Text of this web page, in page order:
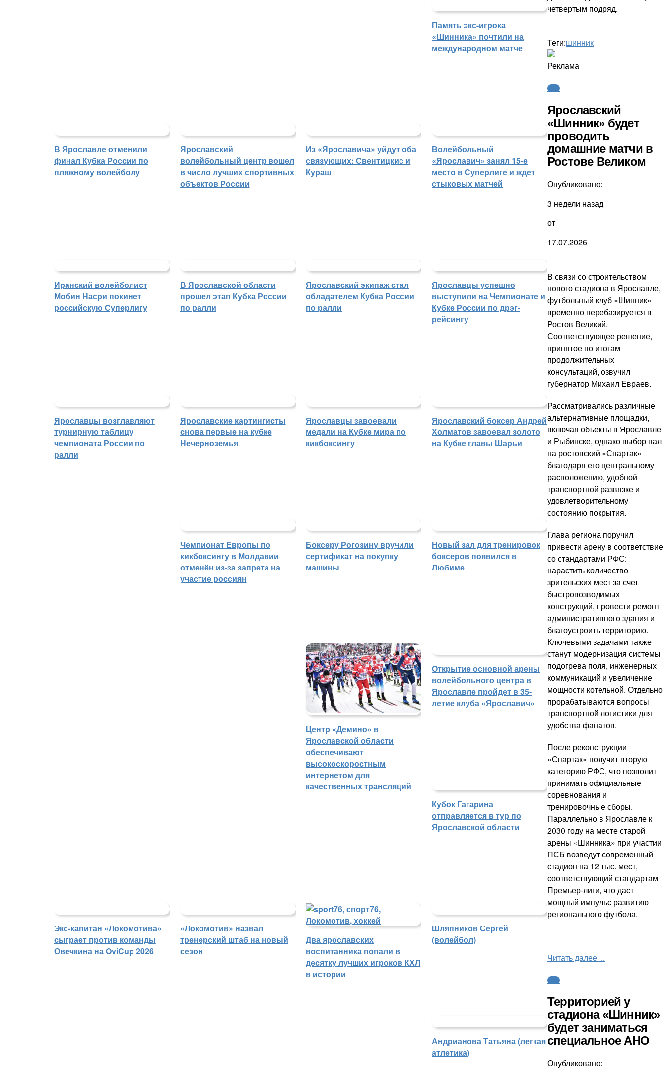
Память экс-игрока
«Шинника» почтили на
международном матче
В Ярославле отменили
финал Кубка России по
пляжному волейболу
Ярославский
волейбольный центр вошел
в число лучших спортивных
объектов России
Из «Ярославича» уйдут оба
связующих: Свентицкис и
Кураш
Волейбольный
«Ярославич» занял 15-е
место в Суперлиге и ждет
стыковых матчей
Иранский волейболист
Мобин Насри покинет
российскую Суперлигу
В Ярославской области
прошел этап Кубка России
по ралли
Ярославский экипаж стал
обладателем Кубка России
по ралли
Ярославцы успешно
выступили на Чемпионате и
Кубке России по дрэг-
рейсингу
Ярославцы возглавляют
турнирную таблицу
чемпионата России по
ралли
Ярославские картингисты
снова первые на кубке
Нечерноземья
Ярославцы завоевали
медали на Кубке мира по
кикбоксингу
Ярославский боксер Андрей
Холматов завоевал золото
на Кубке главы Шарьи
Чемпионат Европы по
кикбоксингу в Молдавии
отменён из-за запрета на
участие россиян
Боксеру Рогозину вручили
сертификат на покупку
машины
Новый зал для тренировок
боксеров появился в
Любиме
Центр «Демино» в
Ярославской области
обеспечивают
высокоскоростным
интернетом для
качественных трансляций
Открытие основной арены
волейбольного центра в
Ярославле пройдет в 35-
летие клуба «Ярославич»
Кубок Гагарина
отправляется в тур по
Ярославской области
Экс-капитан «Локомотива»
сыграет против команды
Овечкина на OviCup 2026
«Локомотив» назвал
тренерский штаб на новый
сезон
Два ярославских
воспитанника попали в
десятку лучших игроков КХЛ
в истории
Шляпников Сергей
(волейбол)
Андрианова Татьяна (легкая
атлетика)
четвертым подряд.
Теги:шинник
Реклама
ФНЛ
Ярославский
«Шинник» будет
проводить
домашние матчи в
Ростове Великом
Опубликовано:
3 недели назад
от
17.07.2026
В связи со строительством
нового стадиона в Ярославле,
футбольный клуб «Шинник»
временно перебазируется в
Ростов Великий.
Соответствующее решение,
принятое по итогам
продолжительных
консультаций, озвучил
губернатор Михаил Евраев.
Рассматривались различные
альтернативные площадки,
включая объекты в Ярославле
и Рыбинске, однако выбор пал
на ростовский «Спартак»
благодаря его центральному
расположению, удобной
транспортной развязке и
удовлетворительному
состоянию покрытия.
Глава региона поручил
привести арену в соответствие
со стандартами РФС:
нарастить количество
зрительских мест за счет
быстровозводимых
конструкций, провести ремонт
административного здания и
благоустроить территорию.
Ключевыми задачами также
станут модернизация системы
подогрева поля, инженерных
коммуникаций и увеличение
мощности котельной. Отдельно
прорабатываются вопросы
транспортной логистики для
удобства фанатов.
После реконструкции
«Спартак» получит вторую
категорию РФС, что позволит
принимать официальные
соревнования и
тренировочные сборы.
Параллельно в Ярославле к
2030 году на месте старой
арены «Шинника» при участии
ПСБ возведут современный
стадион на 12 тыс. мест,
соответствующий стандартам
Премьер-лиги, что даст
мощный импульс развитию
регионального футбола.
Читать далее ...
ФНЛ
Территорией у
стадиона «Шинник»
будет заниматься
специальное АНО
Опубликовано: